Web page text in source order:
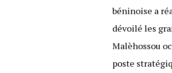
béninoise a
dévoilé les
Malèhossou
poste